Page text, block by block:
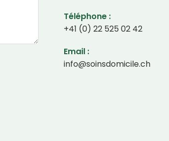
Téléphone :
+41 (0) 22 525 02 42
Email :
info@soinsdomicile.ch